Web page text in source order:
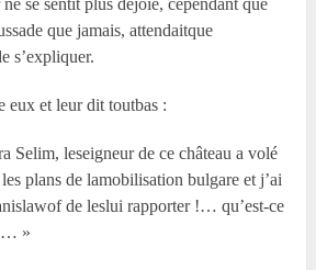
se sentit plus dejoie, cependant que
que jamais, attendaitque
s’expliquer.
eux et leur dit toutbas :
Selim, leseigneur de ce château a volé
plans de lamobilisation bulgare et j’ai
de leslui rapporter !… qu’est-ce
»